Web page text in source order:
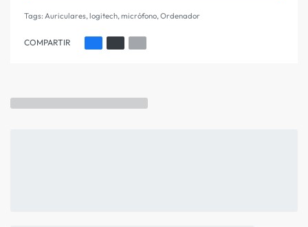
Tags: Auriculares, logitech, micrófono, Ordenador
COMPARTIR